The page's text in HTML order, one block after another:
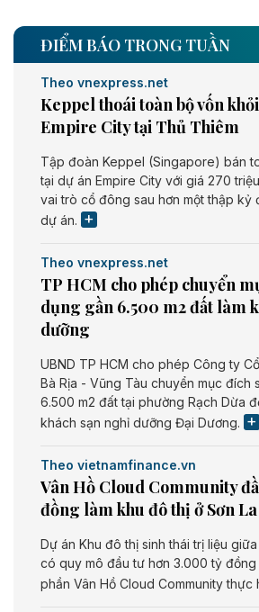
ĐIỂM BÁO TRONG TUẦN
Theo vnexpress.net
Keppel thoái toàn bộ vốn
Empire City tại Thủ Thiêm
Tập đoàn Keppel (Singapore) bán
tại dự án Empire City với giá 270
vai trò cổ đông sau hơn một thập kỷ
dự án.
Theo vnexpress.net
TP HCM cho phép chuyển
dụng gần 6.500 m2 đất làm
dưỡng
UBND TP HCM cho phép Công ty
Bà Rịa - Vũng Tàu chuyển mục đích
6.500 m2 đất tại phường Rạch Dừa
khách sạn nghỉ dưỡng Đại Dương.
Theo vietnamfinance.vn
Vân Hồ Cloud Community
đồng làm khu đô thị ở Sơn La
Dự án Khu đô thị sinh thái trị liệu
có quy mô đầu tư hơn 3.000 tỷ
phần Vân Hồ Cloud Community thực